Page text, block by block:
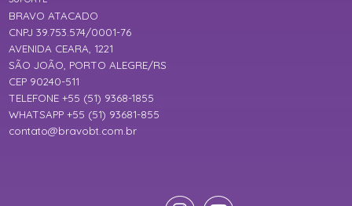
BRAVO ATACADO
CNPJ 39.753.574/0001-76
AVENIDA CEARA, 1221
SÃO JOÃO, PORTO ALEGRE/RS
CEP 90240-511
TELEFONE +55 (51) 9368-1855
WHATSAPP +55 (51) 93681-855
contato@bravobt.com.br